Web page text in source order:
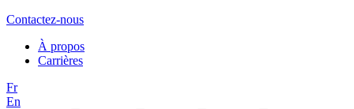
Contactez-nous
À propos
Carrières
Fr
En